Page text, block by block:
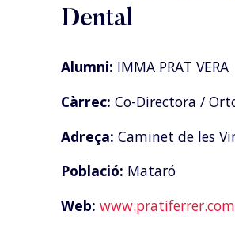
Dental
Alumni: IMMA PRAT VERA
Càrrec: Co-Directora /
Adreça: Caminet de les
Població: Mataró
Web: www.pratiferrer.com